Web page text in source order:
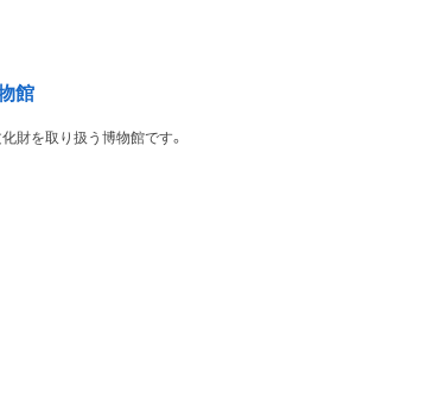
館
財を取り扱う博物館です。